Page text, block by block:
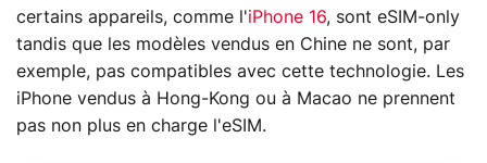
certains appareils, comme l'iPhone 16, sont eSIM-only
tandis que les modèles vendus en Chine ne sont, par
exemple, pas compatibles avec cette technologie. Les
iPhone vendus à Hong-Kong ou à Macao ne prennent
pas non plus en charge l'eSIM.